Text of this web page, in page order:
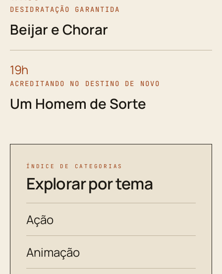
DESIDRATAÇÃO GARANTIDA
Beijar e Chorar
19h
ACREDITANDO NO DESTINO DE NOVO
Um Homem de Sorte
ÍNDICE DE CATEGORIAS
Explorar por tema
Ação
Animação